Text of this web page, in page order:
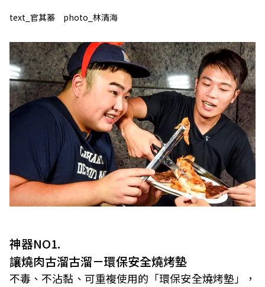
text_官其蓁 photo_林清海
神器NO1.
讓燒肉古溜古溜－環保安全燒烤墊
不毒、不沾黏、可重複使用的「環保安全燒烤墊」，